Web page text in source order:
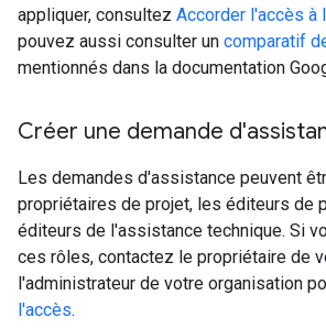
appliquer, consultez Accorder l'accès à
pouvez aussi consulter un comparatif
mentionnés dans la documentation
Créer une demande
Les demandes d'assistance peuvent
propriétaires de projet, les éditeurs de
éditeurs de l'assistance technique. Si
ces rôles, contactez le propriétaire de
l'administrateur de votre organisation
l'accès.